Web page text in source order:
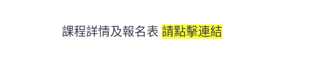
課程詳情及報名表 請點擊連結